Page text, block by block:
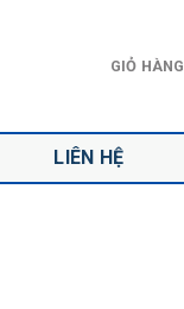
GIỎ HÀNG
LIÊN HỆ